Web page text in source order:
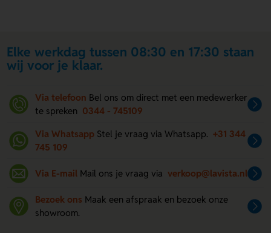
Elke werkdag tussen 08:30 en 17:30 staan
wij voor je klaar.
Via telefoon Bel ons om direct met een medewerker
te spreken 0344 - 745109
Via Whatsapp Stel je vraag via Whatsapp. +31 344
745 109
Via E-mail Mail ons je vraag via verkoop@lavista.nl
Bezoek ons Maak een afspraak en bezoek onze
showroom.